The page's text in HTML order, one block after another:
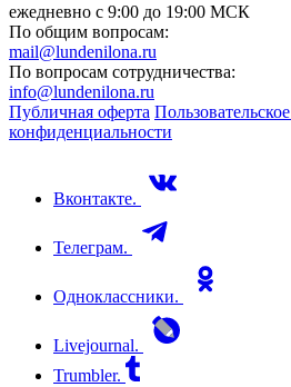
ежедневно с 9:00 до 19:00 МСК
По общим вопросам:
mail@lundenilona.ru
По вопросам сотрудничества:
info@lundenilona.ru
Публичная оферта
конфиденциальности
Вконтакте.
Телеграм.
Одноклассники.
Livejournal.
Trumbler.